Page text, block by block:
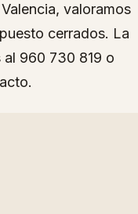
valoramos
cerrados. La
960 730 819 o